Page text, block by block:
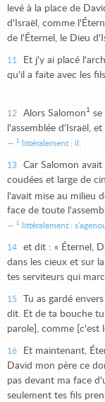
levé à la place de
d'Israël, comme
de l'Éternel, le Dieu
11
Et j'y ai placé
qu'il a faite avec les
12 Alors Salomon 1 se
l'assemblée d'Israël,
1 littéralement : il.
13
Car Salomon
coudées et large de
l'avait mise au milieu
face de toute
1 littéralement :
14
et dit : « Éternel,
dans les cieux et sur
tes serviteurs qui
15
Tu as gardé
dit. Et de ta bouche
parole], comme [c'est
16
Et maintenant,
David mon père ce
pas devant ma face
seulement tes fils